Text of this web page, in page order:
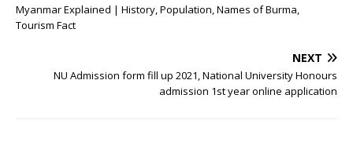
Myanmar Explained | History, Population, Names of Burma,
Tourism Fact
NEXT
NU Admission form fill up 2021, National University Honours
admission 1st year online application